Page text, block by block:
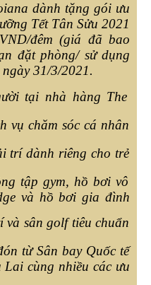
dành tặng gói ưu
Tết Tân Sửu 2021
đêm (giá đã bao
đặt phòng/ sử dụng
31/3/2021.
tại nhà hàng The
vụ chăm sóc cá nhân
trí dành riêng cho trẻ
tập gym, hồ bơi vô
và hồ bơi gia đình
sân golf tiêu chuẩn
từ Sân bay Quốc tế
cùng nhiều các ưu